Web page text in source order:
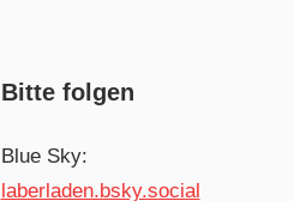
Bitte folgen
Blue Sky:
laberladen.bsky.social